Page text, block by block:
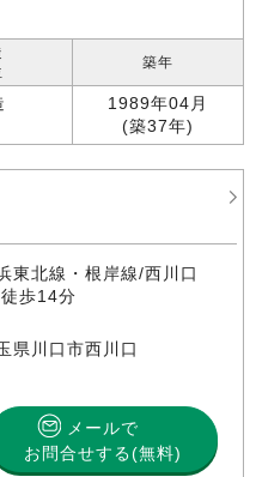
築年
1989年04月
(築37年)
東北線・根岸線/西川口
歩14分
県川口市西川口
メールで
お問合せする(無料)